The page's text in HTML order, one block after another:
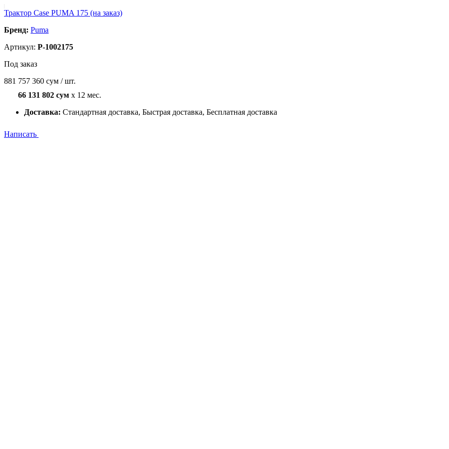
Трактор Case PUMA 175 (на заказ)
Бренд: Puma
Артикул: P-1002175
Под заказ
881 757 360 сум / шт.
66 131 802 сум x 12 мес.
Доставка: Стандартная доставка, Быстрая доставка, Бесплатная доставка
Написать